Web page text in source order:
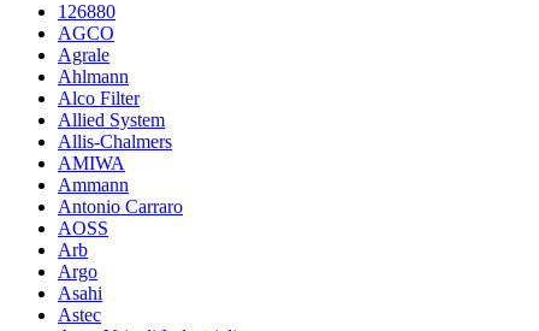
126880
AGCO
Agrale
Ahlmann
Alco Filter
Allied System
Allis-Chalmers
AMIWA
Ammann
Antonio Carraro
AOSS
Arb
Argo
Asahi
Astec